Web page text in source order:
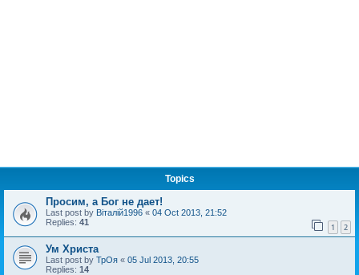
Topics
Просим, а Бог не дает!
Last post by Віталій1996 « 04 Oct 2013, 21:52
Replies: 41 1 2
Ум Христа
Last post by ТрОя « 05 Jul 2013, 20:55
Replies: 14